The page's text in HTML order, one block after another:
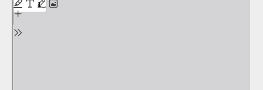
content